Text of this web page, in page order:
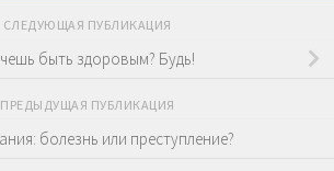
СЛЕДУЮЩАЯ ПУБЛИКАЦИЯ
быть здоровым? Будь!
ПРЕДЫДУЩАЯ ПУБЛИКАЦИЯ
болезнь или преступление?